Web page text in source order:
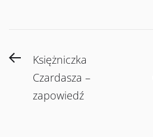
Post
navigation
PreviousKsiężniczka
Czardasza –
zapowiedź